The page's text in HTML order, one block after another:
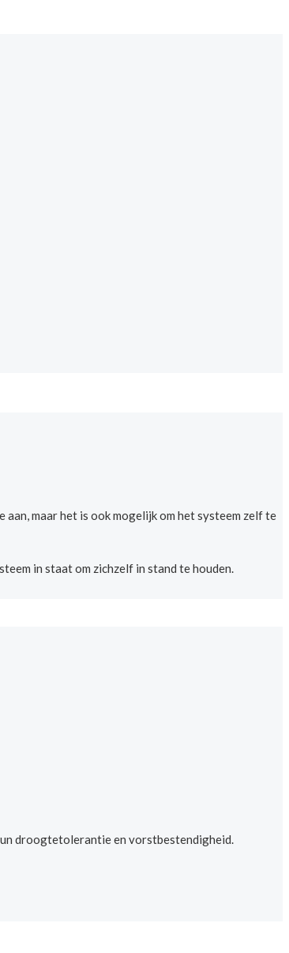
maar het is ook mogelijk om het systeem zelf te
in staat om zichzelf in stand te houden.
droogtetolerantie en vorstbestendigheid.